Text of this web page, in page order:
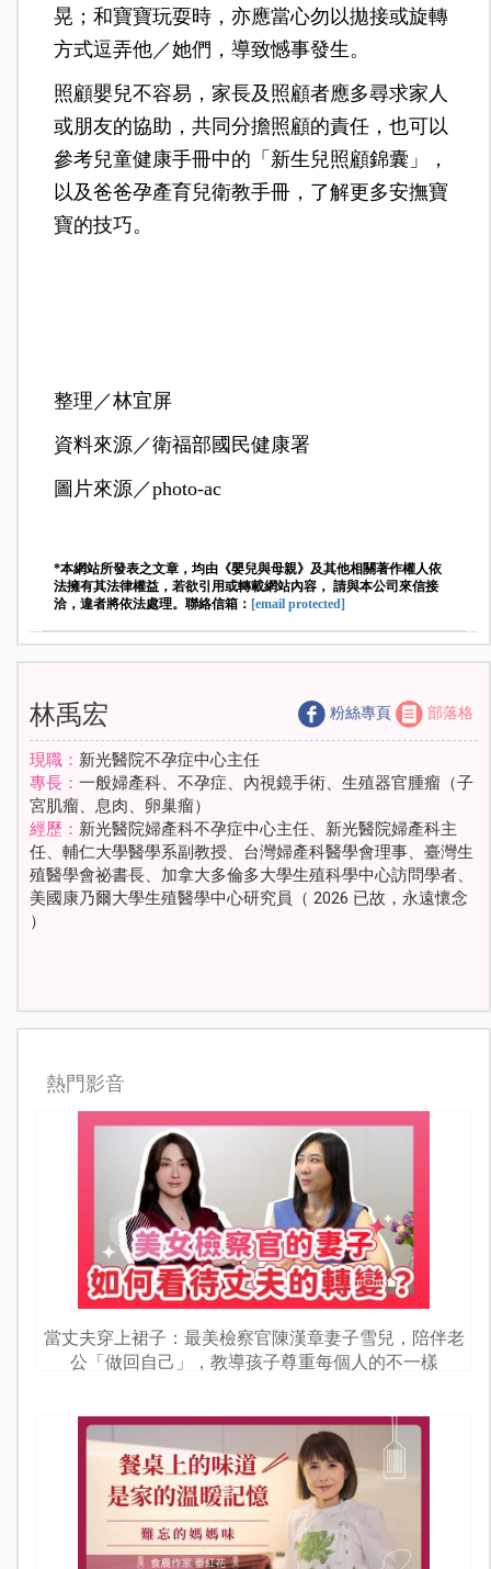
晃；和寶寶玩耍時，亦應當心勿以拋接或旋轉
方式逗弄他／她們，導致憾事發生。
照顧嬰兒不容易，家長及照顧者應多尋求家人
或朋友的協助，共同分擔照顧的責任，也可以
參考兒童健康手冊中的「新生兒照顧錦囊」，
以及爸爸孕產育兒衛教手冊，了解更多安撫寶
寶的技巧。
整理／林宜屏
資料來源／衛福部國民健康署
圖片來源／photo-ac
*本網站所發表之文章，均由《嬰兒與母親》及其他相關著作權人依
法擁有其法律權益，若欲引用或轉載網站內容， 請與本公司來信接
洽，違者將依法處理。聯絡信箱： [email protected]
林禹宏 粉絲專頁 部落格
現職： 新光醫院不孕症中心主任
專長： 一般婦產科、不孕症、內視鏡手術、生殖器官腫瘤（子
宮肌瘤、息肉、卵巢瘤）
經歷： 新光醫院婦產科不孕症中心主任、新光醫院婦產科主
任、輔仁大學醫學系副教授、台灣婦產科醫學會理事、臺灣生
殖醫學會祕書長、加拿大多倫多大學生殖科學中心訪問學者、
美國康乃爾大學生殖醫學中心研究員（ 2026 已故，永遠懷念
）
熱門影音
當丈夫穿上裙子：最美檢察官陳漢章妻子雪兒，陪伴老
公「做回自己」，教導孩子尊重每個人的不一樣